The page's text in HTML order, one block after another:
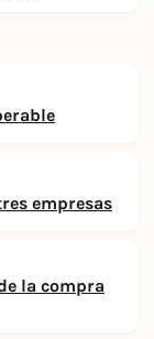
empresas
la compra